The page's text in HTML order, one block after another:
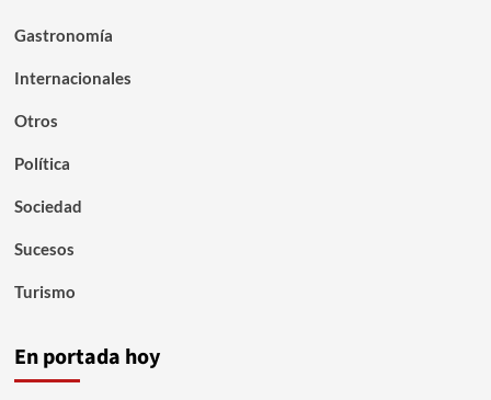
Gastronomía
Internacionales
Otros
Política
Sociedad
Sucesos
Turismo
En portada hoy